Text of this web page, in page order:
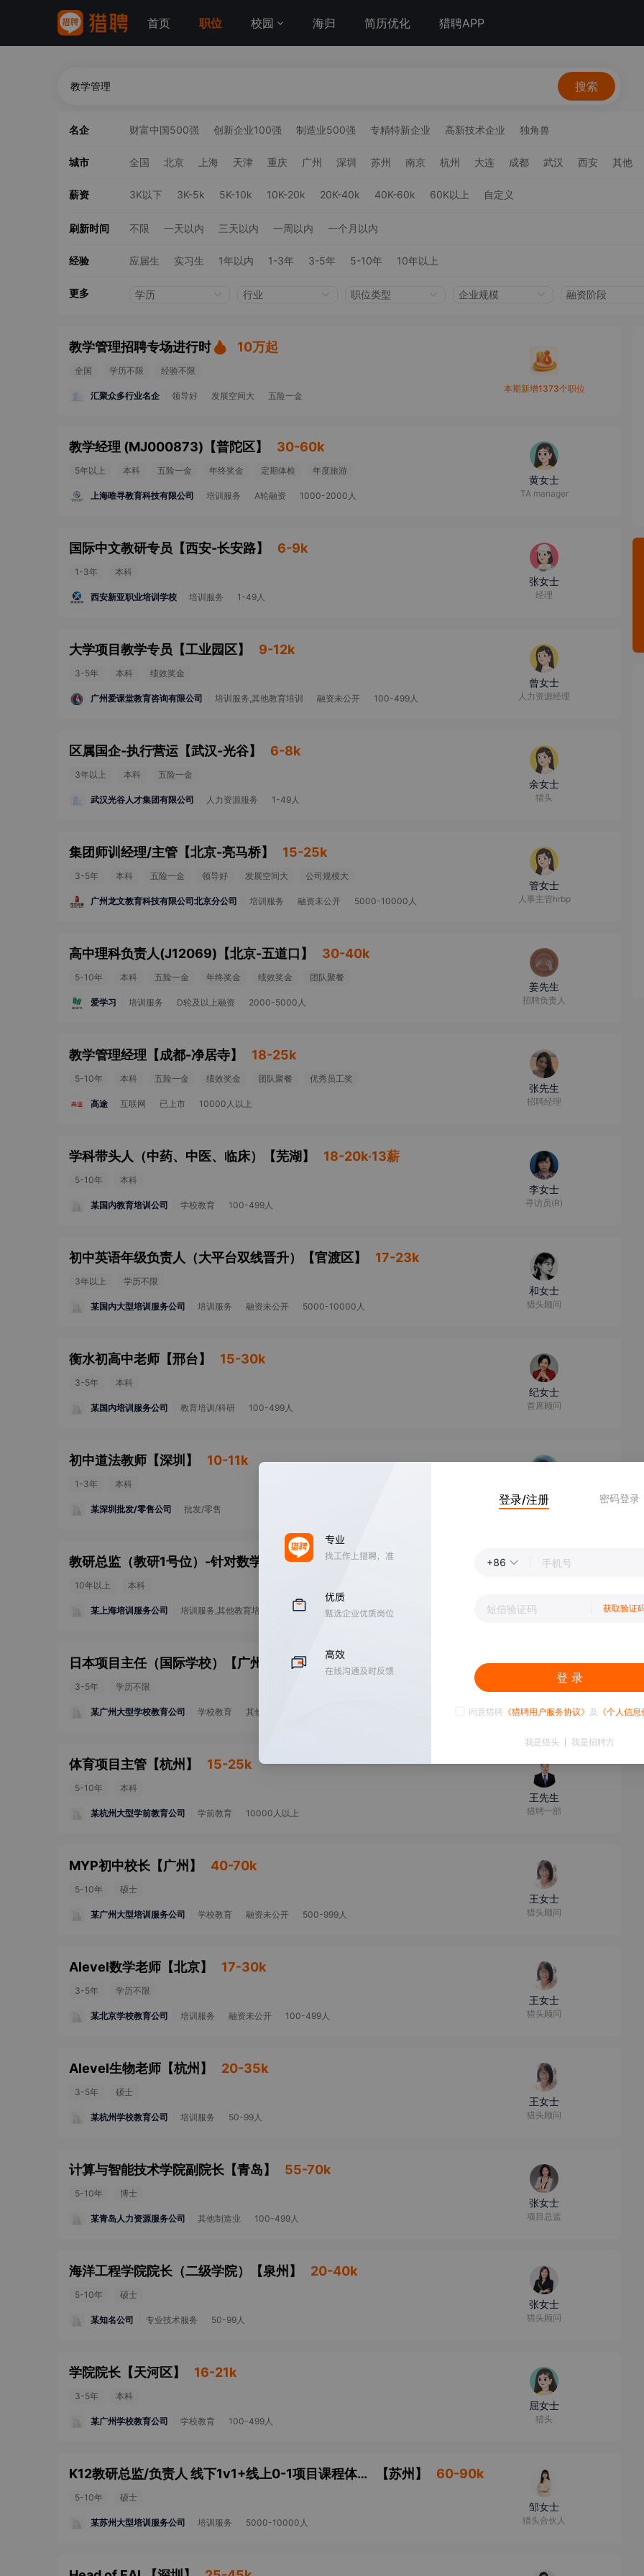
首页 职位 校园 海归 简历优化 猎聘APP
搜索
名企 财富中国500强 创新企业100强 制造业500强 专精特新企业 高新技术企业 独角兽
城市 全国 北京 上海 天津 重庆 广州 深圳 苏州 南京 杭州 大连 成都 武汉 西安 其他
薪资 3K以下 3K-5k 5K-10k 10K-20k 20K-40k 40K-60k 60K以上 自定义
刷新时间 不限 一天以内 三天以内 一周以内 一个月以内
经验 应届生 实习生 1年以内 1-3年 3-5年 5-10年 10年以上
更多 学历 行业 职位类型 企业规模 融资阶段
教学管理招聘专场进行时 10万起
全国 学历不限 经验不限
汇聚众多行业名企 领导好 发展空间大 五险一金
本期新增1373个职位
教学经理 (MJ000873) 【普陀区】 30-60k
5年以上 本科 五险一金 年终奖金 定期体检 年度旅游
上海唯寻教育科技有限公司 培训服务 A轮融资 1000-2000人
黄女士
TA manager
国际中文教研专员 【西安-长安路】 6-9k
1-3年 本科
西安新亚职业培训学校 培训服务 1-49人
张女士
经理
大学项目教学专员 【工业园区】 9-12k
3-5年 本科 绩效奖金
广州爱课堂教育咨询有限公司 培训服务,其他教育培训 融资未公开 100-499人
曾女士
人力资源经理
区属国企-执行营运 【武汉-光谷】 6-8k
3年以上 本科 五险一金
武汉光谷人才集团有限公司 人力资源服务 1-49人
余女士
猎头
集团师训经理/主管 【北京-亮马桥】 15-25k
3-5年 本科 五险一金 领导好 发展空间大 公司规模大
广州龙文教育科技有限公司北京分公司 培训服务 融资未公开 5000-10000人
管女士
人事主管hrbp
高中理科负责人(J12069) 【北京-五道口 】 30-40k
5-10年 本科 五险一金 年终奖金 绩效奖金 团队聚餐
爱学习 培训服务 D轮及以上融资 2000-5000人
姜先生
招聘负责人
教学管理经理 【成都-净居寺】 18-25k
5-10年 本科 五险一金 绩效奖金 团队聚餐 优秀员工奖
高途 互联网 已上市 10000人以上
张先生
招聘经理
学科带头人（中药、中医、临床） 【芜湖 】 18-20k·13薪
5-10年 本科
某国内教育培训公司 学校教育 100-499人
李女士
寻访员(R)
初中英语年级负责人（大平台双线晋升） 【官渡区】 17-23k
3年以上 学历不限
某国内大型培训服务公司 培训服务 融资未公开 5000-10000人
和女士
猎头顾问
衡水初高中老师 【邢台】 15-30k
3-5年 本科
某国内培训服务公司 教育培训/科研 100-499人
纪女士
首席顾问
初中道法教师 【深圳 】 10-11k
1-3年 本科
某深圳批发/零售公司 批发/零售
孙先生
招聘专员/助理
教研总监（教研1号位）-针对数学 物理 英语这三科有经验的（初高中）【青浦区
10年以上 本科
某上海培训服务公司 培训服务,其他教育培训 100-499人 人事经理
日本项目主任（国际学校） 【广州 26-50k
3-5年 学历不限
某广州大型学校教育公司 学校教育 其他融资
王女士
猎头顾问
体育项目主管 【杭州 】 15-25k
5-10年 本科
某杭州大型学前教育公司 学前教育 10000人以上
王先生
猎聘一部
MYP初中校长 【广州 】 40-70k
5-10年 硕士
某广州大型培训服务公司 学校教育 融资未公开 500-999人
王女士
猎头顾问
Alevel数学老师 【北京】 17-30k
3-5年 学历不限
某北京学校教育公司 培训服务 融资未公开 100-499人
王女士
猎头顾问
Alevel生物老师 【杭州 】 20-35k
3-5年 硕士
某杭州学校教育公司 培训服务 50-99人
王女士
猎头顾问
计算与智能技术学院副院长 【青岛】 55-70k
5-10年 博士
某青岛人力资源服务公司 其他制造业 100-499人
张女士
项目总监
海洋工程学院院长（二级学院） 【泉州 】 20-40k
5-10年 硕士
某知名公司 专业技术服务 50-99人
张女士
猎头顾问
学院院长 【天河区】 16-21k
3-5年 本科
某广州学校教育公司 学校教育 100-499人
屈女士
猎头
K12教研总监/负责人 线下1v1+线上0-1项目课程体系搭建 待遇open 【苏州 】 60-90k
5-10年 硕士
某苏州大型培训服务公司 培训服务 5000-10000人
邹女士
猎头合伙人
登录/注册 密码登录
+86
获取验证
登 录
同意猎聘 《猎聘用户服务协议》 及 《个人信
我是猎头 我是招聘方